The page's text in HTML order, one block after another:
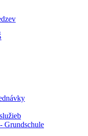
Grundschule